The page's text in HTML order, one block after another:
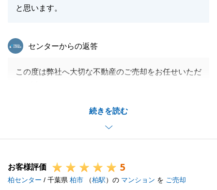
と思います。
続きを読む
東急リバブル
センターからの返答
この度は弊社へ大切な不動産のご売却をお任せいただ
るご協力を賜りました。
おかげさまで無事にお引渡しを迎えられましたこと、
心より嬉しく存じます。
つでもお気軽にご連絡下さいませ。
今後とも何卒よろしくお願い申し上げます。
お客様評価 5
柏センター / 千葉県 柏市 （柏駅）の マンション を ご売却